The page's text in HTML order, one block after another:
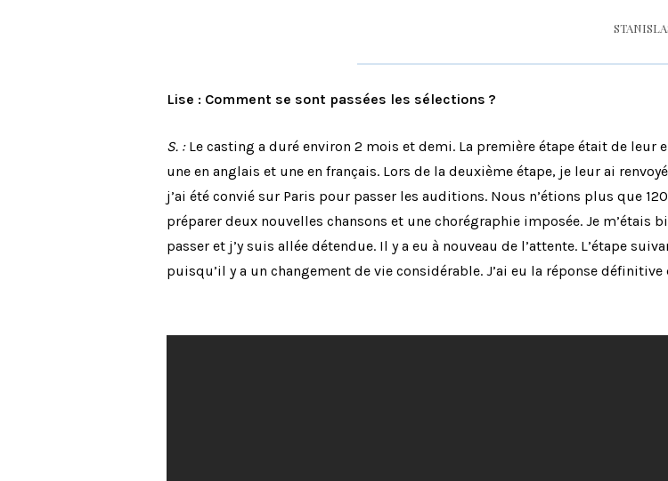
Lise : Comment se sont passées les sélections ?
S. : Le casting a duré environ 2 mois et demi. La première étape était de
une en anglais et une en français. Lors de la deuxième étape, je leur ai
j’ai été convié sur Paris pour passer les auditions. Nous n’étions plus que
préparer deux nouvelles chansons et une chorégraphie imposée. Je m’étais
passer et j’y suis allée détendue. Il y a eu à nouveau de l’attente. L’étape
puisqu’il y a un changement de vie considérable. J’ai eu la réponse